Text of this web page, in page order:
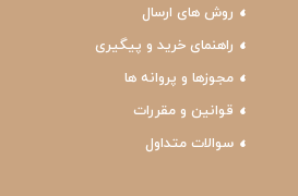
روش های ارسال
راهنمای خرید و پیگیری
مجوزها و پروانه ها
قوانین و مقررات
سوالات متداول